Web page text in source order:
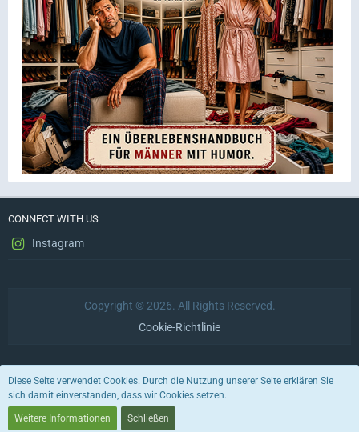
CONNECT WITH US
Instagram
Copyright © 2026. All Rights Reserved.
Cookie-Richtlinie
Datenschutzerklärung Impressum Nutzungsbedingungen
Stil von:
Community-Software:
Diese Seite verwendet Cookies. Durch die Nutzung unserer Seite erklären Sie
sich damit einverstanden, dass wir Cookies setzen.
Weitere Informationen Schließen